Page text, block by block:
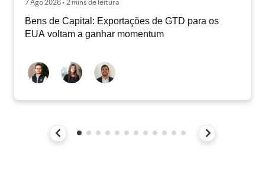
7 Ago 2026 • 2 mins de leitura
Bens de Capital: Exportações de GTD para os
EUA voltam a ganhar momentum